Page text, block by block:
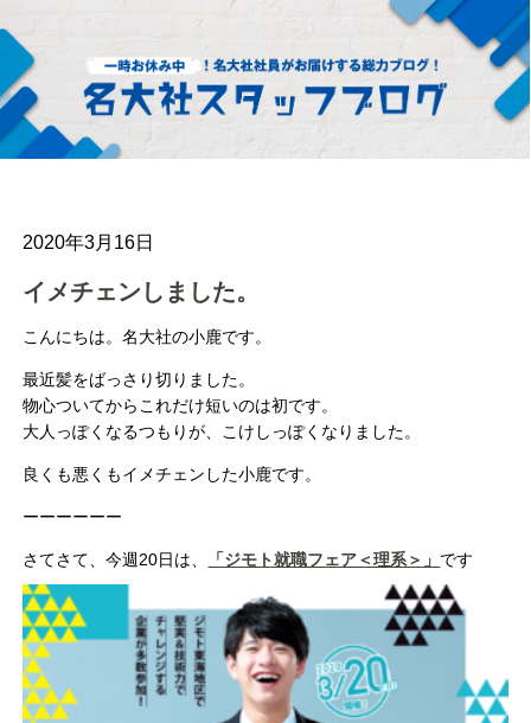
2020年3月16日
イメチェンしました。
こんにちは。名大社の小鹿です。
最近髪をばっさり切りました。
物心ついてからこれだけ短いのは初です。
大人っぽくなるつもりが、こけしっぽくなりました。
良くも悪くもイメチェンした小鹿です。
ーーーーーー
さてさて、今週20日は、 「ジモト就職フェア＜理系＞」 です